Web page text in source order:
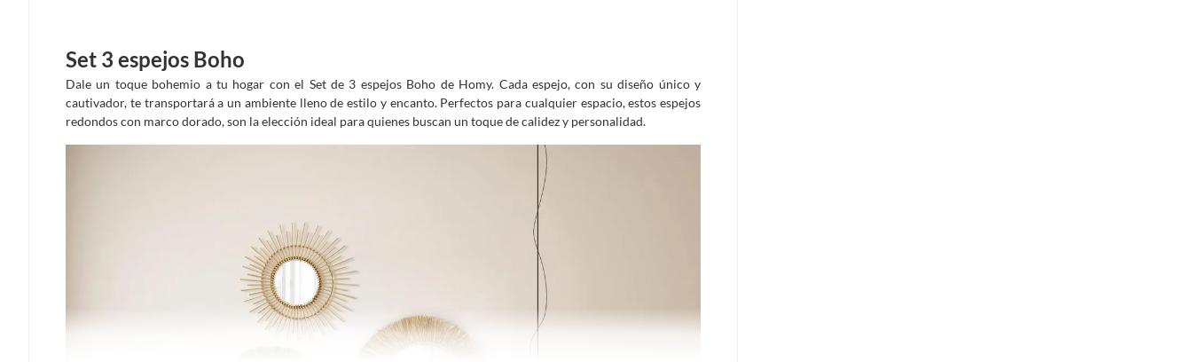
Set 3 espejos Boho
Dale un toque bohemio a tu hogar con el Set de 3 espejos Boho de Homy. Cada espejo, con su diseño único y
cautivador, te transportará a un ambiente lleno de estilo y encanto. Perfectos para cualquier espacio, estos espejos
redondos con marco dorado, son la elección ideal para quienes buscan un toque de calidez y personalidad.